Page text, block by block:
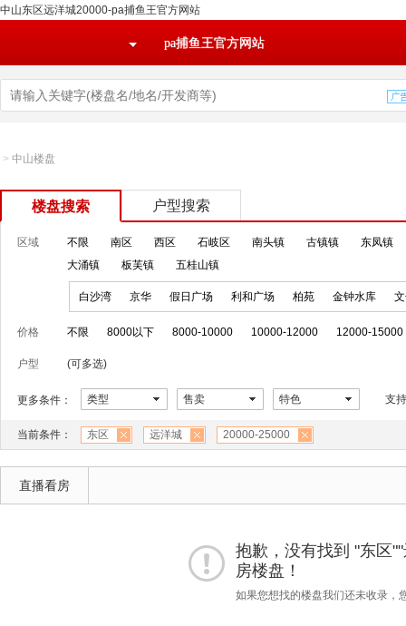
中山东区远洋城20000-pa捕鱼王官方网站
pa捕鱼王官方网站
> 中山楼盘
楼盘搜索 户型搜索
区域 不限 南区 西区 石岐区 南头镇 古镇镇
东凤镇
大涌镇
板芙镇 五桂山镇
白沙湾 京华 假日广场 利和广场 柏苑 金钟水库
价格 不限 8000以下 8000-10000 10000-12000 12000-15000
户型 (可多选)
更多条件： 类型 售卖 特色 支
当前条件： 东区 远洋城 20000-25000
直播看房
抱歉，没有找到 "东区
房楼盘！
如果您想找的楼盘我们还未收录，